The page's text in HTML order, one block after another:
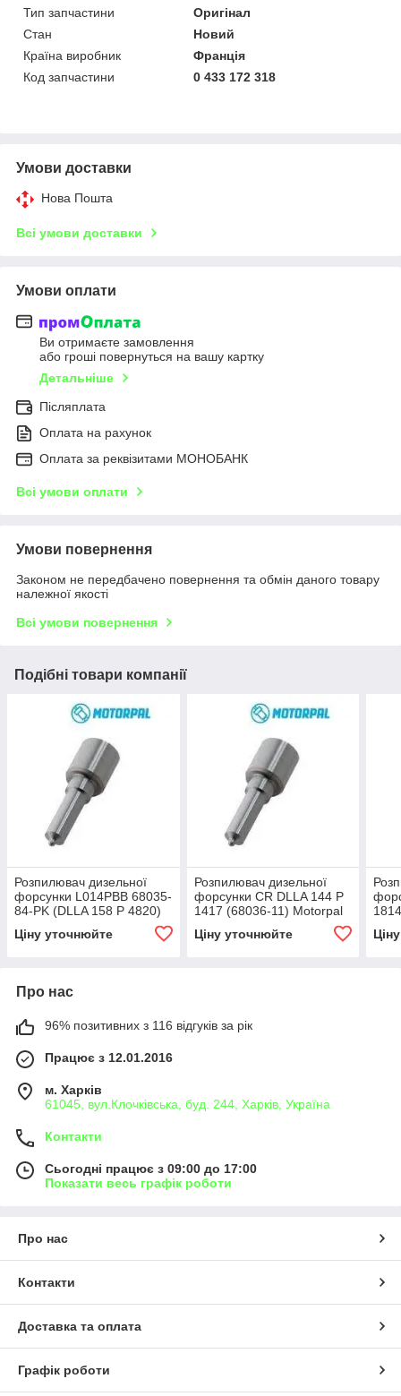
Тип запчастини
Оригінал
Стан
Новий
Країна виробник
Франція
Код запчастини
0 433 172 318
Умови доставки
Нова Пошта
Всі умови доставки
Умови оплати
Ви отримаєте замовлення
або гроші повернуться на вашу картку
Детальніше
Післяплата
Оплата на рахунок
Оплата за реквізитами МОНОБАНК
Всі умови оплати
Умови повернення
Законом не передбачено повернення та обмін даного товару
належної якості
Всі умови повернення
Подібні товари компанії
Розпилювач дизельної
форсунки L014PBB 68035-
84-PK (DLLA 158 P 4820)
Ціну уточнюйте
Розпилювач дизельної
форсунки CR DLLA 144 P
1417 (68036-11) Motorpal
Ціну уточнюйте
Про нас
96% позитивних з 116 відгуків за рік
Працює з 12.01.2016
м. Харків
61045, вул.Клочківська, буд. 244, Харків, Україна
Контакти
Сьогодні працює з 09:00 до 17:00
Показати весь графік роботи
Про нас
Контакти
Доставка та оплата
Графік роботи